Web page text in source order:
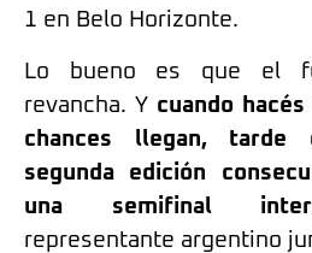
1 en Belo Horizonte.
Lo bueno es que el
revancha. Y cuando
chances llegan, tarde
segunda edición
una semifinal
representante argentino